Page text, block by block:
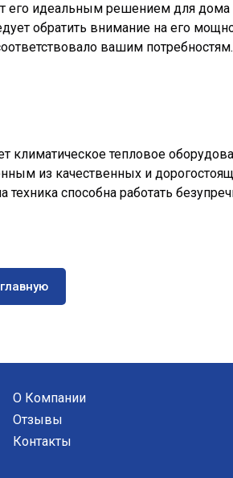
его идеальным решением для
обратить внимание на его
вашим потребностям.
тепловое
из качественных и
способна работать
О Компании
Отзывы
Контакты